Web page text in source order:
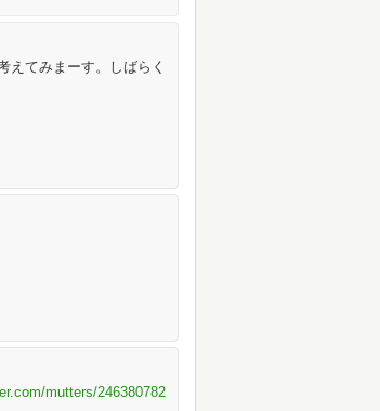
えてみまーす。しばらく
mutters/246380782